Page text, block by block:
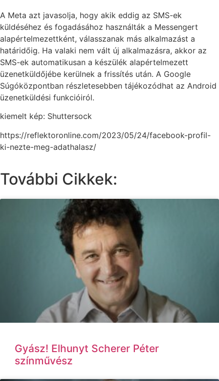
A Meta azt javasolja, hogy akik eddig az SMS-ek
küldéséhez és fogadásához használták a Messengert
alapértelmezettként, válasszanak más alkalmazást a
határidőig. Ha valaki nem vált új alkalmazásra, akkor az
SMS-ek automatikusan a készülék alapértelmezett
üzenetküldőjébe kerülnek a frissítés után. A Google
Súgóközpontban részletesebben tájékozódhat az Android
üzenetküldési funkcióiról.
kiemelt kép: Shuttersock
https://reflektoronline.com/2023/05/24/facebook-profil-
ki-nezte-meg-adathalasz/
További Cikkek:
Gyász! Elhunyt Scherer Péter
színművész